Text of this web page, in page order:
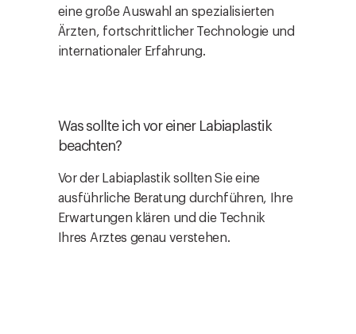
eine große Auswahl an spezialisierten
Ärzten, fortschrittlicher Technologie und
internationaler Erfahrung.
Was sollte ich vor einer Labiaplastik
beachten?
Vor der Labiaplastik sollten Sie eine
ausführliche Beratung durchführen, Ihre
Erwartungen klären und die Technik
Ihres Arztes genau verstehen.